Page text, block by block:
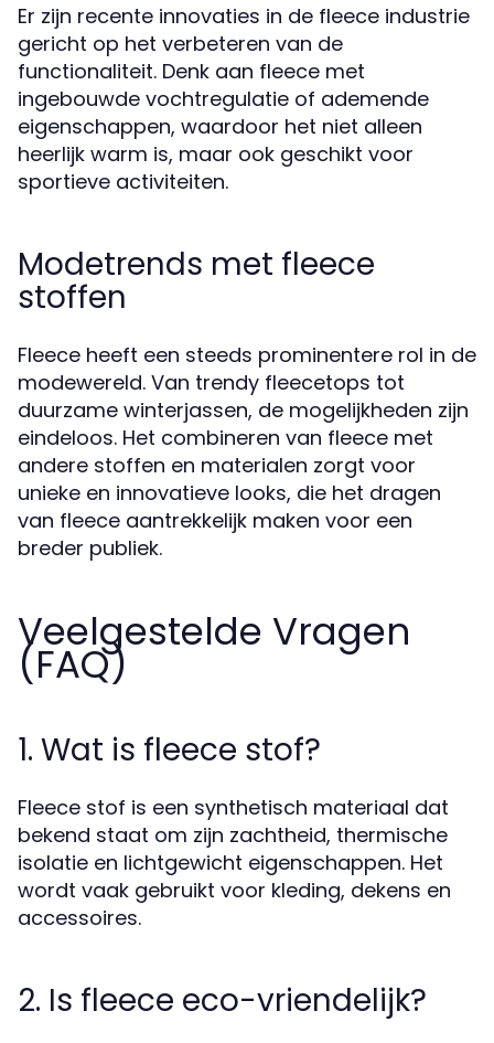
Er zijn recente innovaties in de fleece industrie
gericht op het verbeteren van de
functionaliteit. Denk aan fleece met
ingebouwde vochtregulatie of ademende
eigenschappen, waardoor het niet alleen
heerlijk warm is, maar ook geschikt voor
sportieve activiteiten.
Modetrends met fleece
stoffen
Fleece heeft een steeds prominentere rol in de
modewereld. Van trendy fleecetops tot
duurzame winterjassen, de mogelijkheden zijn
eindeloos. Het combineren van fleece met
andere stoffen en materialen zorgt voor
unieke en innovatieve looks, die het dragen
van fleece aantrekkelijk maken voor een
breder publiek.
Veelgestelde Vragen
(FAQ)
1. Wat is fleece stof?
Fleece stof is een synthetisch materiaal dat
bekend staat om zijn zachtheid, thermische
isolatie en lichtgewicht eigenschappen. Het
wordt vaak gebruikt voor kleding, dekens en
accessoires.
2. Is fleece eco-vriendelijk?